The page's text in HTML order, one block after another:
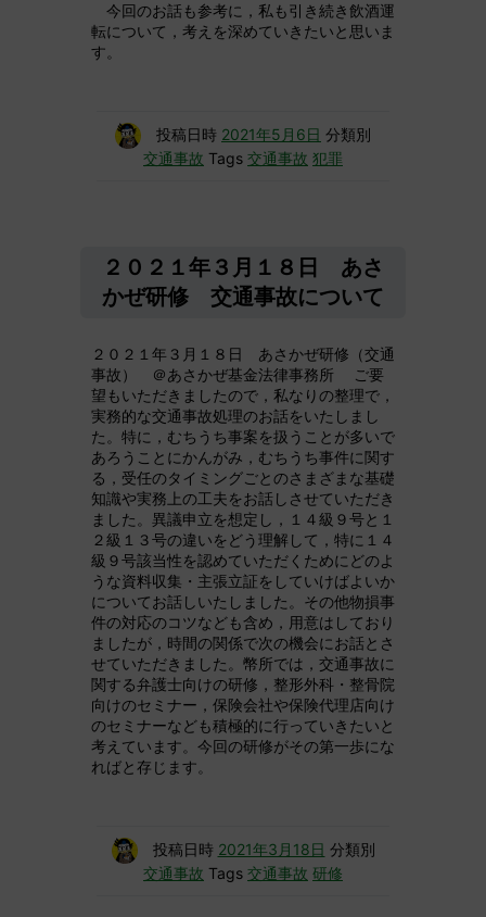
今回のお話も参考に，私も引き続き飲酒運
転について，考えを深めていきたいと思いま
す。
投稿日時 2021年5月6日 分類別
交通事故 Tags 交通事故 犯罪
２０２１年３月１８日 あさ
かぜ研修 交通事故について
２０２１年３月１８日 あさかぜ研修（交通
事故） ＠あさかぜ基金法律事務所 ご要
望もいただきましたので，私なりの整理で，
実務的な交通事故処理のお話をいたしまし
た。特に，むちうち事案を扱うことが多いで
あろうことにかんがみ，むちうち事件に関す
る，受任のタイミングごとのさまざまな基礎
知識や実務上の工夫をお話しさせていただき
ました。異議申立を想定し，１４級９号と１
２級１３号の違いをどう理解して，特に１４
級９号該当性を認めていただくためにどのよ
うな資料収集・主張立証をしていけばよいか
についてお話しいたしました。その他物損事
件の対応のコツなども含め，用意はしており
ましたが，時間の関係で次の機会にお話とさ
せていただきました。幣所では，交通事故に
関する弁護士向けの研修，整形外科・整骨院
向けのセミナー，保険会社や保険代理店向け
のセミナーなども積極的に行っていきたいと
考えています。今回の研修がその第一歩にな
ればと存じます。
投稿日時 2021年3月18日 分類別
交通事故 Tags 交通事故 研修